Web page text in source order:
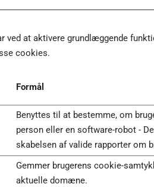
at aktivere grundlæggende
cookies.
Formål
Benyttes til at bestemme, om
person eller en software-robot -
skabelsen af valide rapporter om
Gemmer brugerens cookie-
aktuelle domæne.